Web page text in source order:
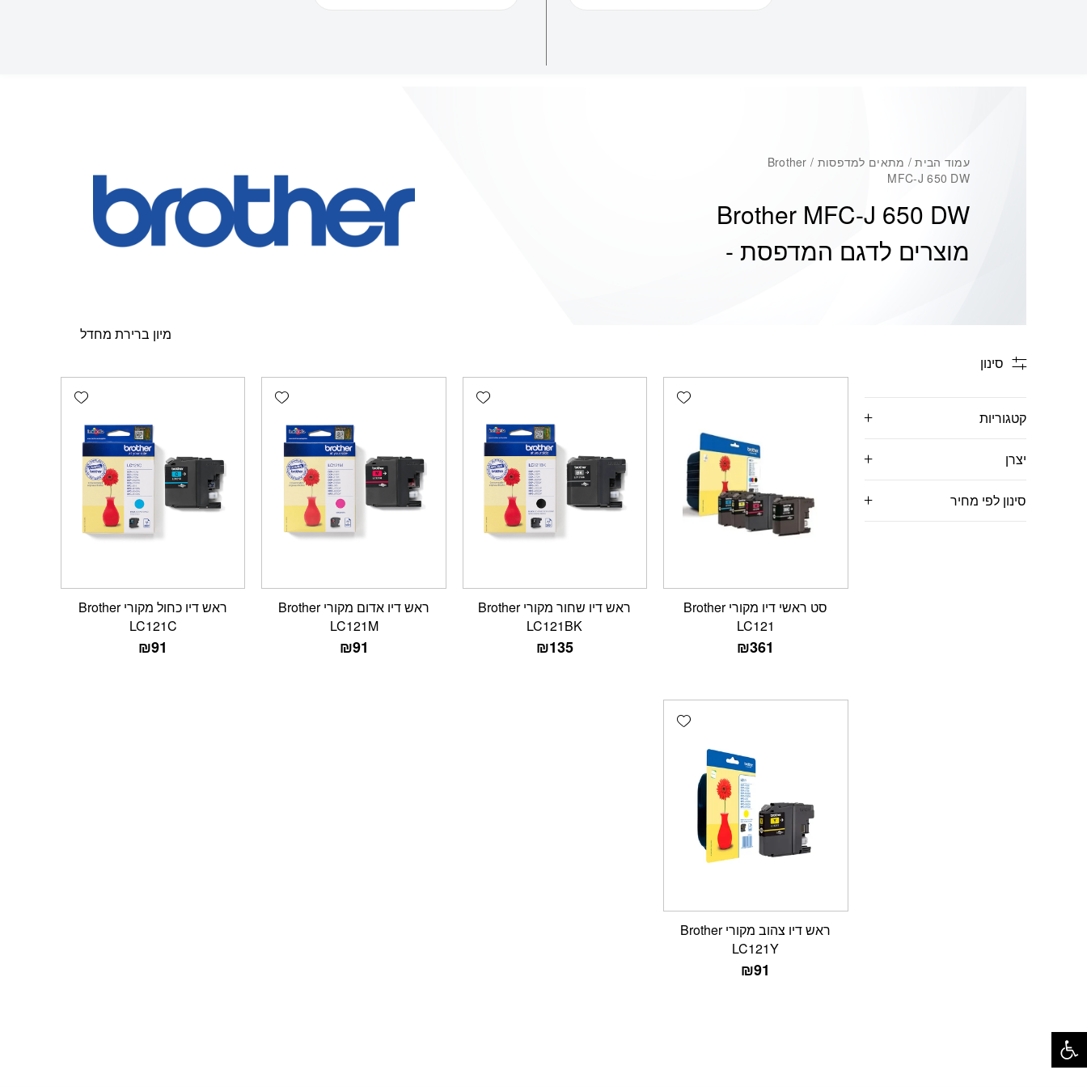
עמוד הבית
/ מתאים למדפסות / Brother
MFC-J 650 DW
Brother MFC-J 650 DW
מוצרים לדגם המדפסת -
סינון
קטגוריות
יצרן
סינון לפי מחיר
Add wishlist
סט ראשי דיו מקורי Brother
LC121
₪361
Add wishlist
ראש דיו שחור מקורי Brother
LC121BK
₪135
Add wishlist
ראש דיו אדום מקורי Brother
LC121M
₪91
Add wishlist
ראש דיו כחול מקורי Brother
LC121C
₪91
Add wishlist
ראש דיו צהוב מקורי Brother
LC121Y
₪91
פתח סרגל נגישות